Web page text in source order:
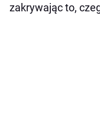
zakrywając to,